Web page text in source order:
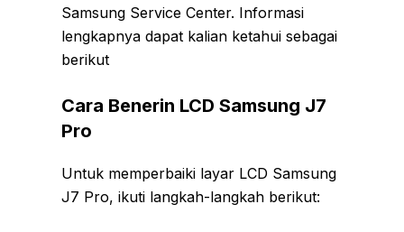
Samsung Service Center. Informasi
lengkapnya dapat kalian ketahui sebagai
berikut
Cara Benerin LCD Samsung J7
Pro
Untuk memperbaiki layar LCD Samsung
J7 Pro, ikuti langkah-langkah berikut: